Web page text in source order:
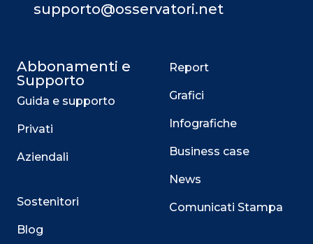
supporto@osservatori.net
Abbonamenti e
Supporto
Guida e supporto
Privati
Aziendali
Sostenitori
Blog
Report
Grafici
Infografiche
Business case
News
Comunicati Stampa